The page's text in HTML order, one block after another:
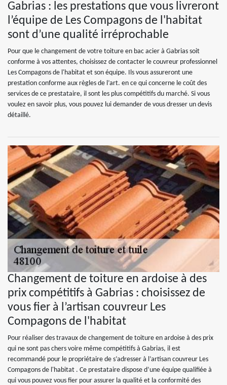
Gabrias : les prestations que vous livreront
l’équipe de Les Compagons de l'habitat
sont d’une qualité irréprochable
Pour que le changement de votre toiture en bac acier à Gabrias soit
conforme à vos attentes, choisissez de contacter le couvreur professionnel
Les Compagons de l'habitat et son équipe. Ils vous assureront une
prestation conforme aux règles de l’art. en ce qui concerne le coût des
services de ce prestataire, il sont les plus compétitifs du marché. Si vous
voulez en savoir plus, vous pouvez lui demander de vous dresser un devis
détaillé.
Changement de toiture en ardoise à des
prix compétitifs à Gabrias : choisissez de
vous fier à l’artisan couvreur Les
Compagons de l'habitat
Pour réaliser des travaux de changement de toiture en ardoise à des prix
qui ne sont pas chers voire même compétitifs à Gabrias, il est
recommandé pour le propriétaire de s’adresser à l’artisan couvreur Les
Compagons de l'habitat . Ce prestataire dispose d’une équipe qualifiée à
qui vous pouvez vous fier pour assurer la qualité et la conformité des